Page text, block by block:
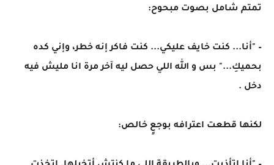
تمتم شامل بصوت مبحوح:
– "أنا... كنت خايف عليكي... كنت فاكر إنه خطر، وإني كده
بحميكِ..." بس و الله اللي حصل ليه آخر مرة انا مليش فيه
دخل .
لكنها قطعت اعترافه بوجعٍ خالص: